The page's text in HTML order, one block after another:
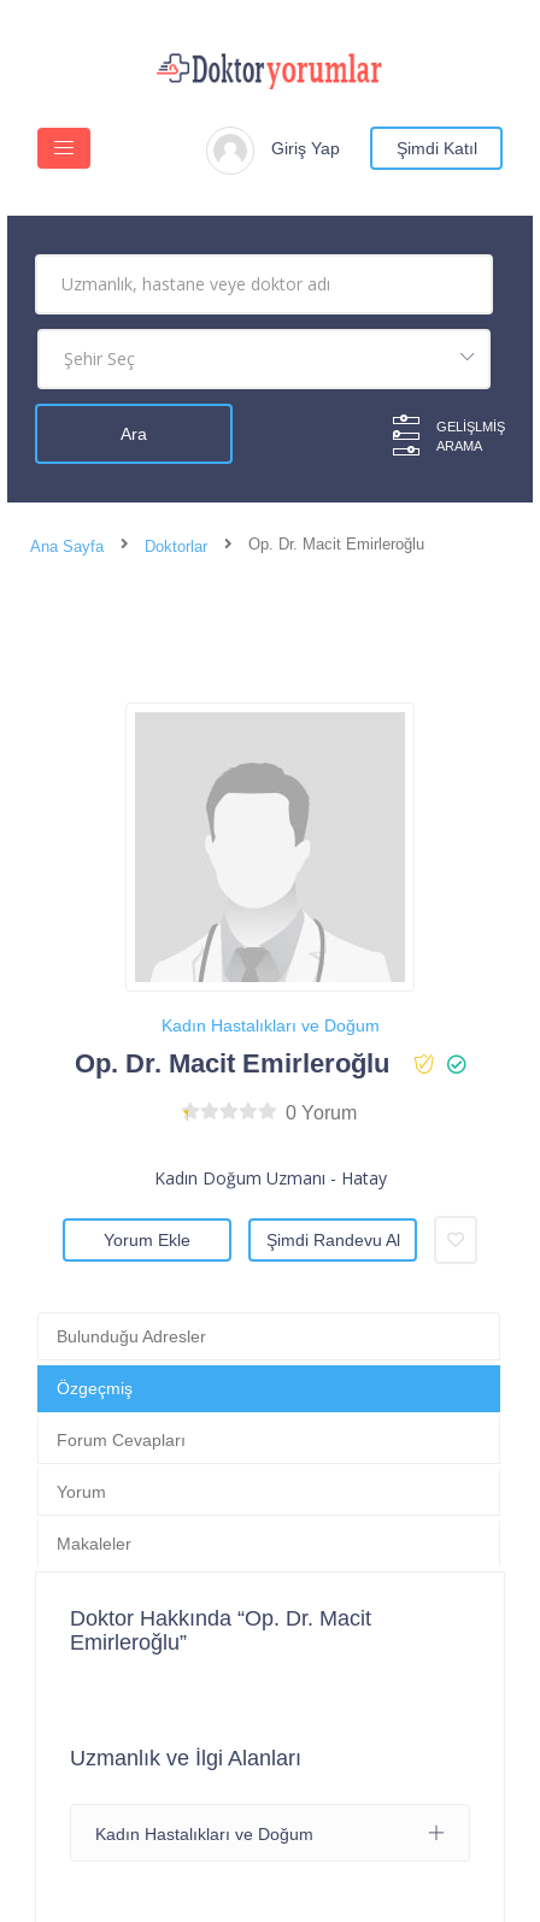
Giriş Yap Şimdi Katıl
GELIŞLMIŞ
ARAMA
Ana Sayfa Doktorlar Op. Dr. Macit Emirleroğlu
Kadın Hastalıkları ve Doğum
Op. Dr. Macit Emirleroğlu
0 Yorum
Kadın Doğum Uzmanı - Hatay
Yorum Ekle Şimdi Randevu Al
Bulunduğu Adresler
Özgeçmiş
Forum Cevapları
Yorum
Makaleler
Doktor Hakkında “Op. Dr. Macit
Emirleroğlu”
Uzmanlık ve İlgi Alanları
Kadın Hastalıkları ve Doğum